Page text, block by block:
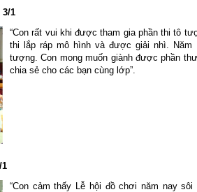
3/1
“Con rất vui khi được tham gia phần thi tô
thi lắp ráp mô hình và được giải nhì.
tượng. Con mong muốn giành được phần
chia sẻ cho các bạn cùng lớp”.
“Con cảm thấy Lễ hội đồ chơi năm nay